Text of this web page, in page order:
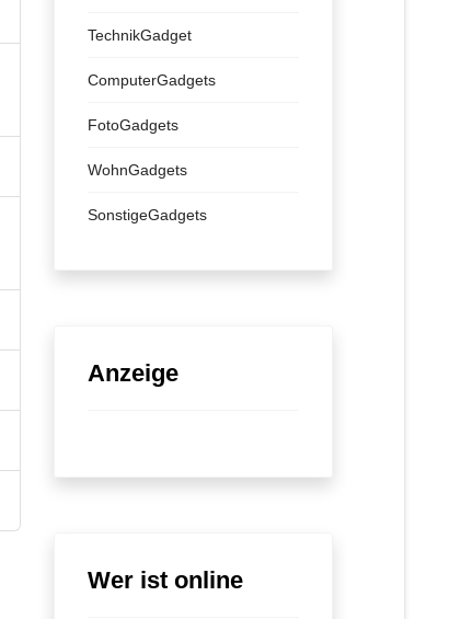
TechnikGadget
ComputerGadgets
FotoGadgets
WohnGadgets
SonstigeGadgets
Anzeige
Wer ist online